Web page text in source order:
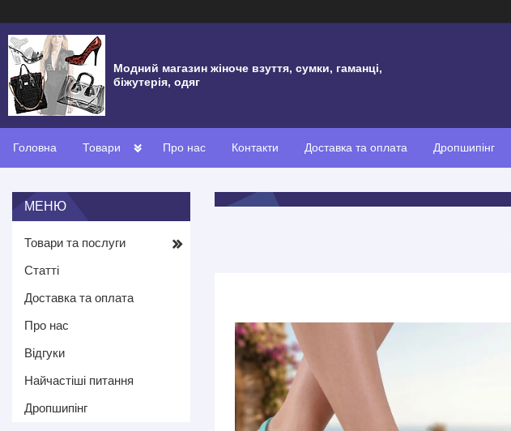
Модний магазин жіноче взуття, сумки, гаманці,
біжутерія, одяг
Головна Товари Про нас Контакти Доставка та оплата Дропшипінг
Товари та послуги
Статті
Доставка та оплата
Про нас
Відгуки
Найчастіші питання
Дропшипінг